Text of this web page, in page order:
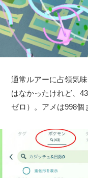
通常ルアーに占領気
はなかったけれど、
ゼロ）。アメは998個